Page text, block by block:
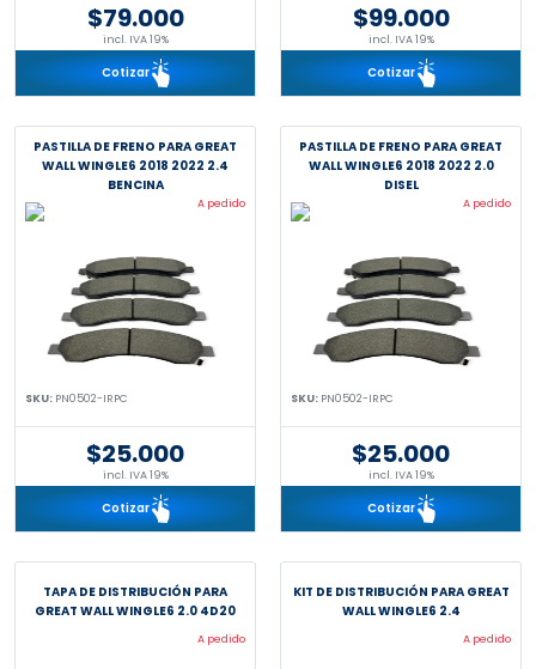
$79.000
incl. IVA 19%
Cotizar
$99.000
incl. IVA 19%
Cotizar
PASTILLA DE FRENO PARA GREAT
WALL WINGLE6 2018 2022 2.4
BENCINA
A pedido
SKU: PN0502-IRPC
$25.000
incl. IVA 19%
Cotizar
PASTILLA DE FRENO PARA GREAT
WALL WINGLE6 2018 2022 2.0
DISEL
A pedido
SKU: PN0502-IRPC
$25.000
incl. IVA 19%
Cotizar
TAPA DE DISTRIBUCIÓN PARA
GREAT WALL WINGLE6 2.0 4D20
A pedido
KIT DE DISTRIBUCIÓN PARA GREAT
WALL WINGLE6 2.4
A pedido